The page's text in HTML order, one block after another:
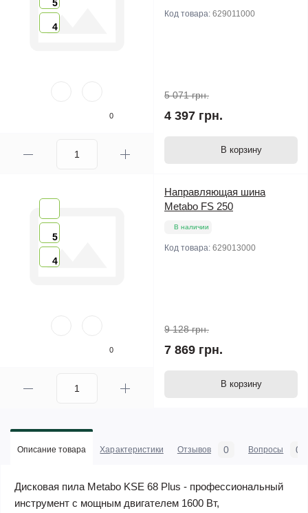
5
4
0
Код товара: 629011000
5 071 грн.
4 397 грн.
В корзину
5
4
0
Направляющая шина
Metabo FS 250
В наличии
Код товара: 629013000
9 128 грн.
7 869 грн.
В корзину
Описание товара Характеристики Отзывов 0 Вопросы 0
Дисковая пила Metabo KSE 68 Plus - профессиональный
инструмент с мощным двигателем 1600 Вт,